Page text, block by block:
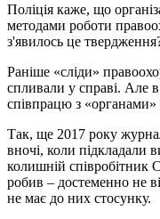
Поліція каже, що
методами роботи
з'явилось це
Раніше «сліди»
спливали у справі. Але
співпрацю з «органами»
Так, ще 2017 року
вночі, коли підкладали
колишній
робив – достеменно не
не має до них стосунку.